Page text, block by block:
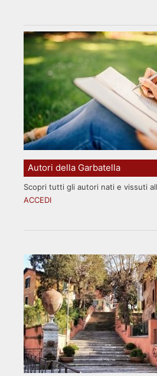
Autori della Garbatella
Scopri tutti gli autori nati e vissuti
ACCEDI